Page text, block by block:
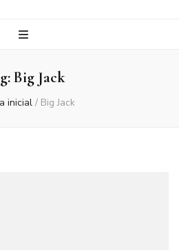
Big Jack
inicial / Big Jack